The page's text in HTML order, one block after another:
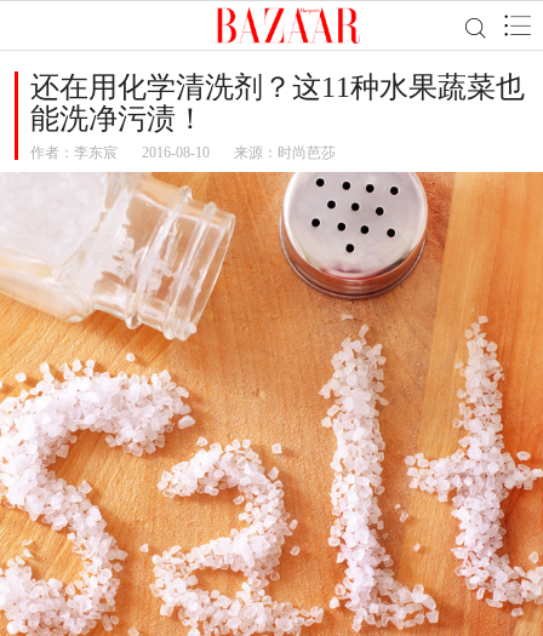
还在用化学清洗剂？这11种水果蔬菜也
能洗净污渍！
作者： 李东宸 2016-08-10 来源：时尚芭莎